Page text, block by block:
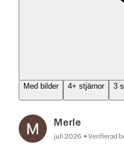
Med bilder 4+ stjärnor 3
Merle
juli 2026 Verifierad